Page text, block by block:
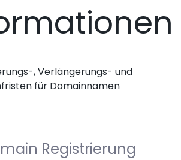
, Verlängerungs- und
für Domainnamen
Registrierung